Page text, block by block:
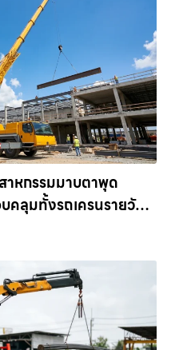
หกรรมมาบตาพุด
บคลุมทั้งรถเครนรายวัน